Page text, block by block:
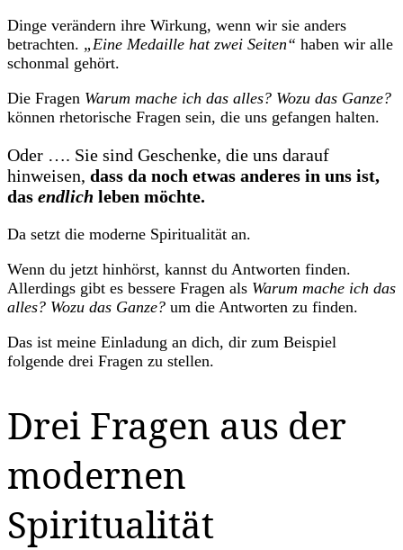
Dinge verändern ihre Wirkung, wenn wir sie anders
betrachten. „Eine Medaille hat zwei Seiten“ haben wir alle
schonmal gehört.
Die Fragen Warum mache ich das alles? Wozu das Ganze?
können rhetorische Fragen sein, die uns gefangen halten.
Oder …. Sie sind Geschenke, die uns darauf
hinweisen, dass da noch etwas anderes in uns ist,
das endlich leben möchte.
Da setzt die moderne Spiritualität an.
Wenn du jetzt hinhörst, kannst du Antworten finden.
Allerdings gibt es bessere Fragen als Warum mache ich das
alles? Wozu das Ganze? um die Antworten zu finden.
Das ist meine Einladung an dich, dir zum Beispiel
folgende drei Fragen zu stellen.
Drei Fragen aus der
modernen
Spiritualität